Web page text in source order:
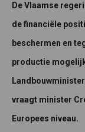
De Vlaamse
de financiële
beschermen en
productie
vraagt minister
Europees niveau.